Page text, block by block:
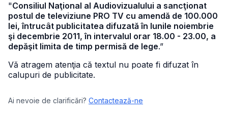
"Consiliul Naţional al Audiovizualului a sancţionat
postul de televiziune PRO TV cu amendă de 100.000
lei, întrucât publicitatea difuzată în lunile noiembrie
şi decembrie 2011, în intervalul orar 18.00 - 23.00, a
depăşit limita de timp permisă de lege.”
Vă atragem atenţia că textul nu poate fi difuzat în
calupuri de publicitate.
Ai nevoie de clarificări? Contactează-ne